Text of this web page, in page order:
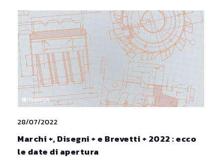
28/07/2022
Marchi +, Disegni + e Brevetti + 2022 : ecco
le date di apertura